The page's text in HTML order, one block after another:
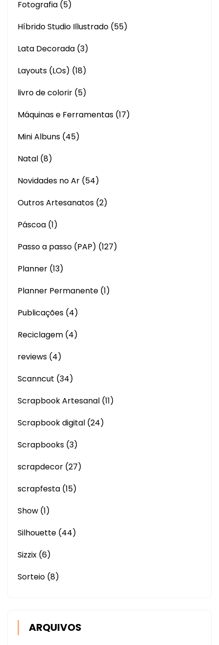
Fotografia (5)
Híbrido Studio Illustrado (55)
Lata Decorada (3)
Layouts (LOs) (18)
livro de colorir (5)
Máquinas e Ferramentas (17)
Mini Albuns (45)
Natal (8)
Novidades no Ar (54)
Outros Artesanatos (2)
Páscoa (1)
Passo a passo (PAP) (127)
Planner (13)
Planner Permanente (1)
Publicações (4)
Reciclagem (4)
reviews (4)
Scanncut (34)
Scrapbook Artesanal (11)
Scrapbook digital (24)
Scrapbooks (3)
scrapdecor (27)
scrapfesta (15)
Show (1)
Silhouette (44)
Sizzix (6)
Sorteio (8)
ARQUIVOS